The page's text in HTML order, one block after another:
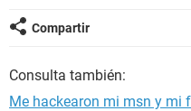
Compartir
Consulta también:
Me hackearon mi msn y mi